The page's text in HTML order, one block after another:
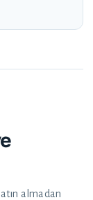
almadan